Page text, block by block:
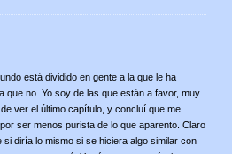
está dividido en gente a la que le ha
que no. Yo soy de las que están a favor, muy
ver el último capítulo, y concluí que me
ser menos purista de lo que aparento. Claro
si diría lo mismo si se hiciera algo similar con